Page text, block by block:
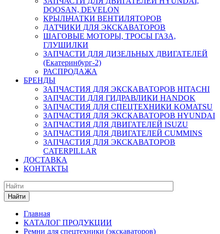
DOOSAN, DEVELON
КРЫЛЬЧАТКИ ВЕНТИЛЯТОРОВ
ДАТЧИКИ ДЛЯ ЭКСКАВАТОРОВ
ШАГОВЫЕ МОТОРЫ, ТРОСЫ ГАЗА,
ГЛУШИЛКИ
ЗАПЧАСТИ ДЛЯ ДИЗЕЛЬНЫХ ДВИГАТЕЛЕЙ
(Екатеринбург-2)
РАСПРОДАЖА
БРЕНДЫ
ЗАПЧАСТИЯ ДЛЯ ЭКСКАВАТОРОВ HITACHI
ЗАПЧАСТИ ДЛЯ ГИДРАВЛИКИ HANDOK
ЗАПЧАСТИЯ ДЛЯ СПЕЦТЕХНИКИ KOMATSU
ЗАПЧАСТИЯ ДЛЯ ЭКСКАВАТОРОВ HYUNDAI
ЗАПЧАСТИЯ ДЛЯ ДВИГАТЕЛЕЙ ISUZU
ЗАПЧАСТИЯ ДЛЯ ДВИГАТЕЛЕЙ CUMMINS
ЗАПЧАСТИЯ ДЛЯ ЭКСКАВАТОРОВ
CATERPILLAR
ДОСТАВКА
КОНТАКТЫ
Найти
Главная
КАТАЛОГ ПРОДУКЦИИ
Ремни для спецтехники (экскаваторов)